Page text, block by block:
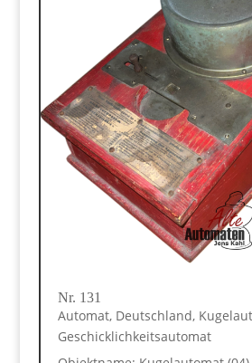
Nr. 131
Automat, Deutschland,
Geschicklichkeitsautomat